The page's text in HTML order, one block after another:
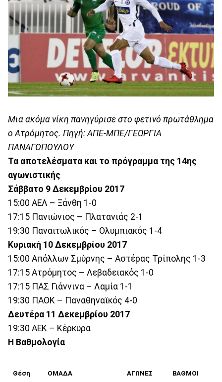
Μια ακόμα νίκη πανηγύρισε στο φετινό πρωτάθλημα
ο Ατρόμητος. Πηγή: ΑΠΕ-ΜΠΕ/ΓΕΩΡΓΙΑ
ΠΑΝΑΓΟΠΟΥΛΟΥ
Τα αποτελέσματα και το πρόγραμμα της 14ης
αγωνιστικής
Σάββατο 9 Δεκεμβρίου 2017
15:00 ΑΕΛ – Ξάνθη 1-0
17:15 Πανιώνιος – Πλατανιάς 2-1
19:30 Παναιτωλικός – Ολυμπιακός 1-4
Κυριακή 10 Δεκεμβρίου 2017
15:00 Απόλλων Σμύρνης – Αστέρας Τρίπολης 1-3
17:15 Ατρόμητος – Λεβαδειακός 1-0
17:15 ΠΑΣ Γιάννινα – Λαμία 1-1
19:30 ΠΑΟΚ – Παναθηναϊκός 4-0
Δευτέρα 11 Δεκεμβρίου 2017
19:30 ΑΕΚ – Κέρκυρα
Η Βαθμολογία
Θέση ΟΜΑΔΑ ΑΓΩΝΕΣ ΒΑΘΜΟΙ